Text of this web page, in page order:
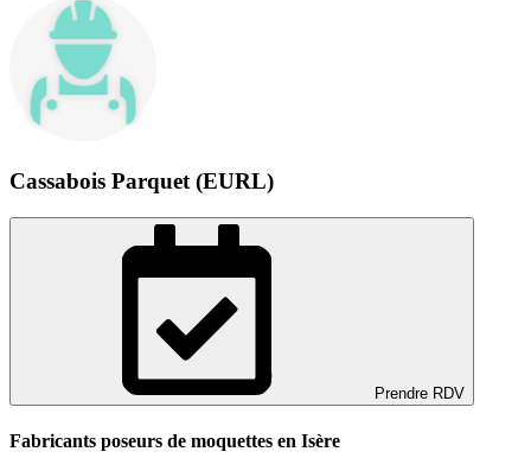
Cassabois Parquet (EURL)
Prendre RDV
Fabricants poseurs de moquettes en Isère